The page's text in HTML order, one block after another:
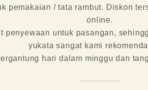
pemakaian / tata rambut. Diskon
online.
penyewaan untuk pasangan,
yukata sangat kami
hari dalam minggu dan